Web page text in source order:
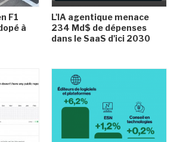
F1
à
L'IA agentique menace
234 Md$ de dépenses
dans le SaaS d'ici 2030